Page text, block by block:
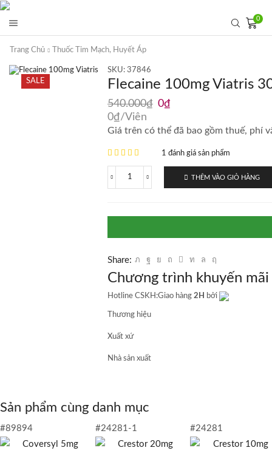
0
Trang Chủ Thuốc Tim Mạch, Huyết Áp
SALE
SKU: 37846
Flecaine 100mg Viatris
540.000₫ Giá
là:
0₫Giá
tại
0₫.
0₫/Viên
Giá trên có thể đã bao gồm thuế, phí
1 đánh giá sản phẩm
Flecaine
30
-
ngừa
nhịp
số
THÊM VÀO GIỎ HÀNG
Share:
Chương trình khuyến mãi
Hotline CSKH:Giao hàng 2H bởi
Thương hiệu
Xuất xứ
Nhà sản xuất
Sản phẩm cùng danh mục
#89894 #24281-1 #24281